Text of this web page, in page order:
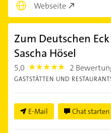
Webseite
Zum Deutschen
Sascha Hösel
5,0 5.0 2
GASTSTÄTTEN UND
E-Mail Chat starten